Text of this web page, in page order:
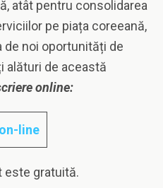
atât pentru consolidarea
pe piața coreeană,
noi oportunități de
alături de această
online:
line
este gratuită.